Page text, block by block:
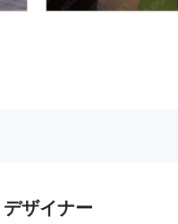
デザイナー